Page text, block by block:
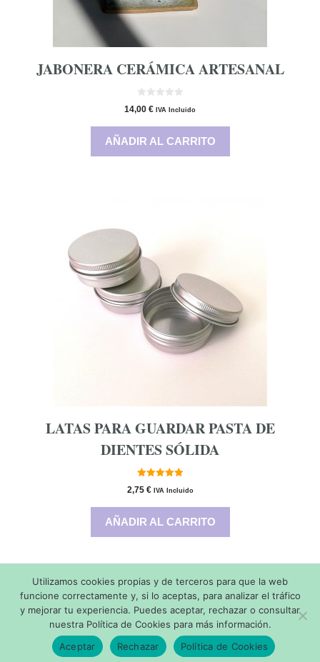
JABONERA CERÁMICA ARTESANAL
0
d
14,00 € IVA Incluido
AÑADIR AL CARRITO
LATAS PARA GUARDAR PASTA DE
DIENTES SÓLIDA
de 5
2,75 € IVA Incluido
AÑADIR AL CARRITO
Copyright © 2026 Made with
by SaponediValeria - Todos los
derechos reservados |Aviso Legal|Politica de Privacidad
Utilizamos cookies propias y de terceros para que la web
funcione correctamente y, si lo aceptas, para analizar el tráfico
y mejorar tu experiencia. Puedes aceptar, rechazar o consultar
nuestra Política de Cookies para más información.
Aceptar
Rechazar Política de Cookies